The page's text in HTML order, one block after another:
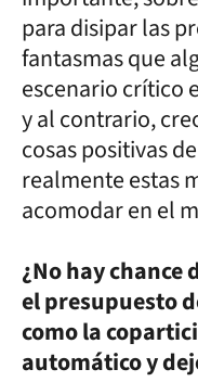
para disipar las
fantasmas que
escenario crítico
y al contrario,
cosas positivas
realmente estas
acomodar en el
¿No hay chance
el presupuesto
como la
automático y